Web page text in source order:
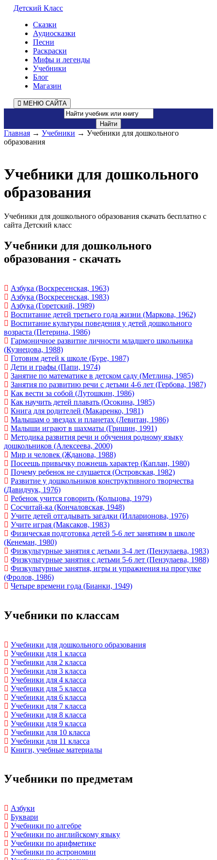
Детский Класс
Сказки
Аудиосказки
Песни
Раскраски
Мифы и легенды
Учебники
Блог
Магазин
МЕНЮ САЙТА
Главная → Учебники → Учебники для дошкольного
образования
Учебники для дошкольного
образования
Учебники для дошкольного образования скачать бесплатно с
сайта Детский класс
Учебники для дошкольного
образования - скачать
Азбука (Воскресенская, 1963)
Азбука (Воскресенская, 1983)
Азбука (Горетский, 1989)
Воспитание детей третьего года жизни (Маркова, 1962)
Воспитание культуры поведения у детей дошкольного
возраста (Петерина, 1986)
Гармоничное развитие личности младшего школьника
(Кузнецова, 1988)
Готовим детей к школе (Буре, 1987)
Дети и графы (Папи, 1974)
Занятие по математике в детском саду (Метлина, 1985)
Занятия по развитию речи с детьми 4-6 лет (Гербова, 1987)
Как вести за собой (Лутошкин, 1986)
Как научить детей плавать (Осокина, 1985)
Книга для родителей (Макаренко, 1981)
Малышам о звездах и планетах (Левитан, 1986)
Малыши играют в шахматы (Гришин, 1991)
Методика развития речи и обучения родному языку
дошкольников (Алексеева, 2000)
Мир и человек (Жданова, 1988)
Посеешь привычку пожнешь характер (Каплан, 1980)
Почему ребенок не слушается (Островская, 1982)
Развитие у дошкольников конструктивного творчества
(Давидчук, 1976)
Ребенок учится говорить (Кольцова, 1979)
Сосчитай-ка (Кончаловская, 1948)
Учите детей отгадывать загадки (Илларионова, 1976)
Учите играя (Максаков, 1983)
Физическая подготовка детей 5-6 лет занятиям в школе
(Кенеман, 1980)
Физкультурные занятия с детьми 3-4 лет (Пензулаева, 1983)
Физкультурные занятия с детьми 5-6 лет (Пензулаева, 1988)
Физкультурные занятия, игры и упражнения на прогулке
(Фролов, 1986)
Четыре времени года (Бианки, 1949)
Учебники по классам
Учебники для дошкольного образования
Учебники для 1 класса
Учебники для 2 класса
Учебники для 3 класса
Учебники для 4 класса
Учебники для 5 класса
Учебники для 6 класса
Учебники для 7 класса
Учебники для 8 класса
Учебники для 9 класса
Учебники для 10 класса
Учебники для 11 класса
Книги, учебные материалы
Учебники по предметам
Азбуки
Буквари
Учебники по алгебре
Учебники по английскому языку
Учебники по арифметике
Учебники по астрономии